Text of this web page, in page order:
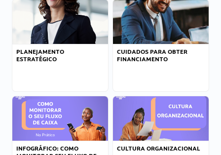
PLANEJAMENTO
ESTRATÉGICO
CUIDADOS PARA OBTER
FINANCIAMENTO
INFOGRÁFICO: COMO
CULTURA ORGANIZACIONAL